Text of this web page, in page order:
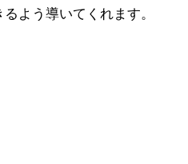
よう導いてくれます。